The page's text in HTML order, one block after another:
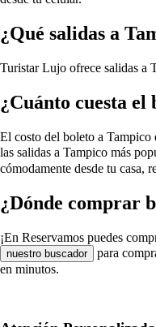
¿Qué salidas a
Turistar Lujo ofrece salidas a
¿Cuánto cuesta
El costo del boleto a Tampico
las salidas a Tampico más
cómodamente desde tu casa,
¿Dónde comprar
¡En Reservamos puedes
nuestro buscador
para
en minutos.